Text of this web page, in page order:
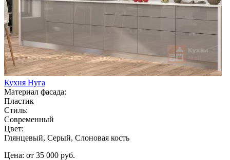
Кухня Нуга
Материал фасада:
Пластик
Стиль:
Современный
Цвет:
Глянцевый, Серый, Слоновая кость
Цена: от 35 000 руб.